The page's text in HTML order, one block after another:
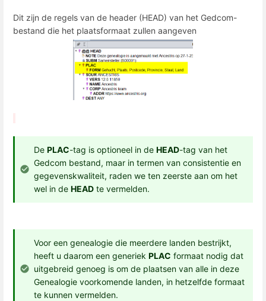
Dit zijn de regels van de header (HEAD) van het Gedcom-
bestand die het plaatsformaat zullen aangeven
De PLAC-tag is optioneel in de HEAD-tag van het
Gedcom bestand, maar in termen van consistentie en
gegevenskwaliteit, raden we ten zeerste aan om het
wel in de HEAD te vermelden.
Voor een genealogie die meerdere landen bestrijkt,
heeft u daarom een ​​generiek PLAC formaat nodig dat
uitgebreid genoeg is om de plaatsen van alle in deze
Genealogie voorkomende landen, in hetzelfde formaat
te kunnen vermelden.